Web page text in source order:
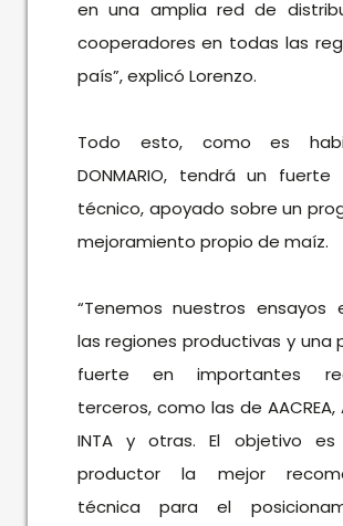
en una amplia red de
cooperadores en todas las
país”, explicó Lorenzo.
Todo esto, como es
DONMARIO, tendrá un fuerte
técnico, apoyado sobre un
mejoramiento propio de maíz.
“Tenemos nuestros ensayos
las regiones productivas y una
fuerte en importantes
terceros, como las de AACREA,
INTA y otras. El objetivo
productor la mejor
técnica para el